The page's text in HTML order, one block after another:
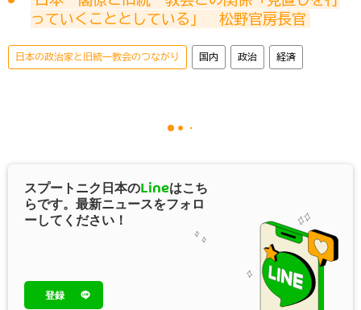
っていくこととしている」　松野官房長官
日本の政治家と旧統一教会のつながり 国内 政治 経済
スプートニク日本のLineはこち
らです。最新ニュースをフォロ
ーしてください！
登録